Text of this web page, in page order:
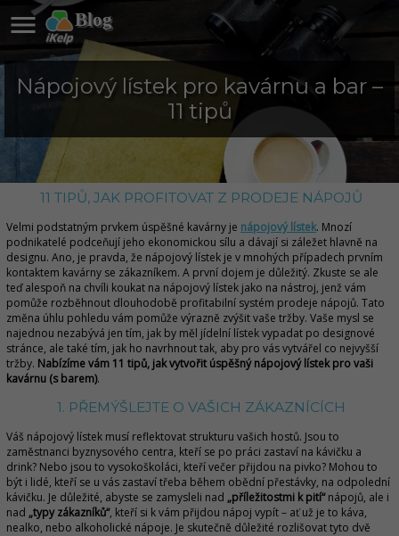
Blog

Nápojový lístek pro kavárnu a bar –
11 tipů
11 TIPŮ, JAK PROFITOVAT Z PRODEJE NÁPOJŮ
Velmi podstatným prvkem úspěšné kavárny je nápojový lístek. Mnozí
podnikatelé podceňují jeho ekonomickou sílu a dávají si záležet hlavně na
designu. Ano, je pravda, že nápojový lístek je v mnohých případech prvním
kontaktem kavárny se zákazníkem. A první dojem je důležitý. Zkuste se ale
teď alespoň na chvíli koukat na nápojový lístek jako na nástroj, jenž vám
pomůže rozběhnout dlouhodobě profitabilní systém prodeje nápojů. Tato
změna úhlu pohledu vám pomůže výrazně zvýšit vaše tržby. Vaše mysl se
najednou nezabývá jen tím, jak by měl jídelní lístek vypadat po designové
stránce, ale také tím, jak ho navrhnout tak, aby pro vás vytvářel co nejvyšší
tržby. Nabízíme vám 11 tipů, jak vytvořit úspěšný nápojový lístek pro vaši
kavárnu (s barem).
1. PŘEMÝŠLEJTE O VAŠICH ZÁKAZNÍCÍCH
Váš nápojový lístek musí reflektovat strukturu vašich hostů. Jsou to
zaměstnanci byznysového centra, kteří se po práci zastaví na kávičku a
drink? Nebo jsou to vysokoškoláci, kteří večer přijdou na pivko? Mohou to
být i lidé, kteří se u vás zastaví třeba během obědní přestávky, na odpolední
kávičku. Je důležité, abyste se zamysleli nad „příležitostmi k pití“nápojů, ale i
nad „typy zákazníků“, kteří si k vám přijdou nápoj vypít – ať už je to káva,
nealko, nebo alkoholické nápoje. Je skutečně důležité rozlišovat tyto dvě